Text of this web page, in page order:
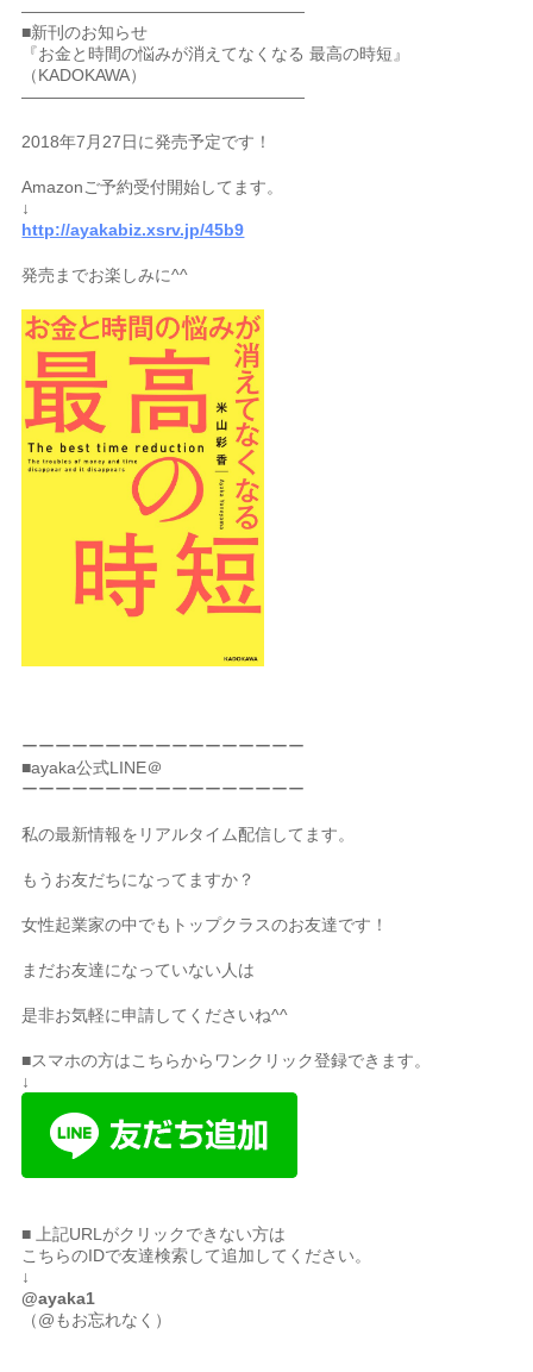
—————————————————
■新刊のお知らせ
『お金と時間の悩みが消えてなくなる 最高の時短』
（KADOKAWA）
—————————————————
2018年7月27日に発売予定です！
Amazonご予約受付開始してます。
↓
http://ayakabiz.xsrv.jp/45b9
発売までお楽しみに^^
ーーーーーーーーーーーーーーーーー
■ayaka公式LINE＠
ーーーーーーーーーーーーーーーーー
私の最新情報をリアルタイム配信してます。
もうお友だちになってますか？
女性起業家の中でもトップクラスのお友達です！
まだお友達になっていない人は
是非お気軽に申請してくださいね^^
■スマホの方はこちらからワンクリック登録できます。
↓
■ 上記URLがクリックできない方は
こちらのIDで友達検索して追加してください。
↓
@ayaka1
（@もお忘れなく）